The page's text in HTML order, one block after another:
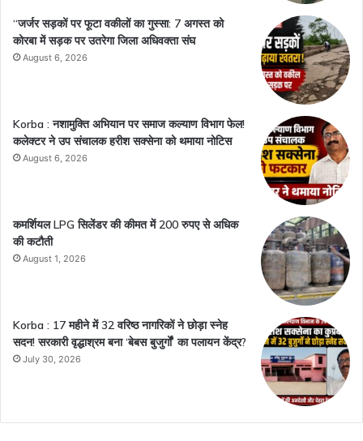
“जर्जर सड़कों पर फूटा वकीलों का गुस्सा: 7 अगस्त को
कोरबा में सड़क पर उतरेगा जिला अधिवक्ता संघ
August 6, 2026
Korba : नशामुक्ति अभियान पर समाज कल्याण विभाग फेल!
कलेक्टर ने उप संचालक हरीश सक्सेना को थमाया नोटिस
August 6, 2026
कमर्शियल LPG सिलेंडर की कीमत में 200 रुपए से अधिक
की कटौती
August 1, 2026
Korba : 17 महीने में 32 वरिष्ठ नागरिकों ने छोड़ा स्नेह
सदन! सरकारी वृद्धाश्रम बना ‘बेबस बुजुर्गों’ का पलायन केंद्र?
July 30, 2026